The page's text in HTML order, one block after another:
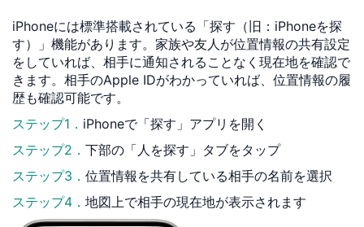
iPhoneには標準搭載されている「探す（旧：iPhoneを探
す）」機能があります。家族や友人が位置情報の共有設定
をしていれば、相手に通知されることなく現在地を確認で
きます。相手のApple IDがわかっていれば、位置情報の履
歴も確認可能です。
ステップ1． iPhoneで「探す」アプリを開く
ステップ2． 下部の「人を探す」タブをタップ
ステップ3． 位置情報を共有している相手の名前を選択
ステップ4． 地図上で相手の現在地が表示されます